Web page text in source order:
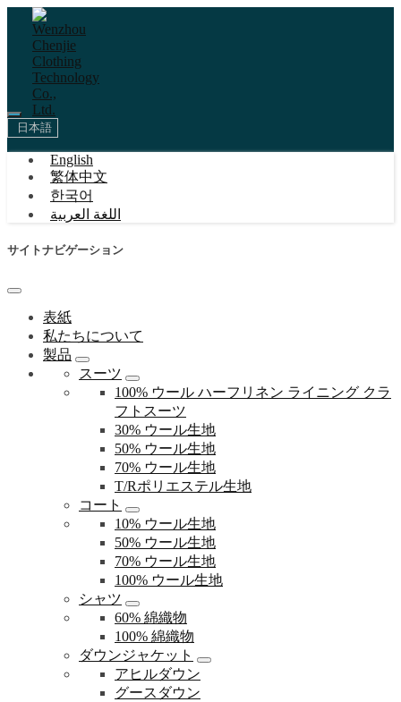
日本語
English
繁体中文
한국어
اللغة العربية
サイトナビゲーション
表紙
私たちについて
製品
スーツ
100% ウール ハーフリネン ライニング クラ
フトスーツ
30% ウール生地
50% ウール生地
70% ウール生地
T/Rポリエステル生地
コート
10% ウール生地
50% ウール生地
70% ウール生地
100% ウール生地
シャツ
60% 綿織物
100% 綿織物
ダウンジャケット
アヒルダウン
グースダウン